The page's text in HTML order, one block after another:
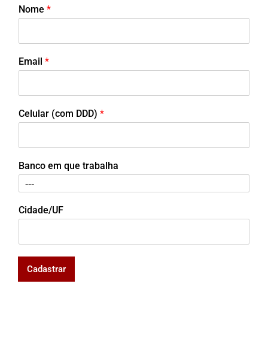
Nome *
Email *
Celular (com DDD) *
Banco em que trabalha
Cidade/UF
Cadastrar